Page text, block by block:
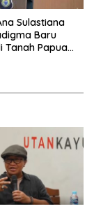
Sulastiana
Baru
Tanah Papua